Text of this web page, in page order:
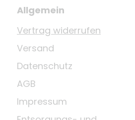
Allgemein
Vertrag widerrufen
Versand
Datenschutz
AGB
Impressum